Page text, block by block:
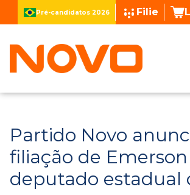
Pré-candidatos 2026 Filie
Partido Novo
filiação de
deputado estadual